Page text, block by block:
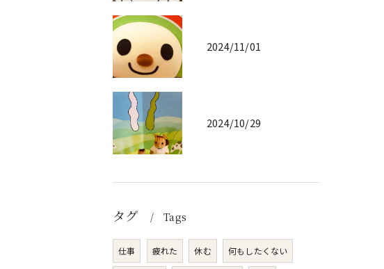
2024/11/01
2024/10/29
タグ Tags
仕事 疲れた 休む 何もしたくない